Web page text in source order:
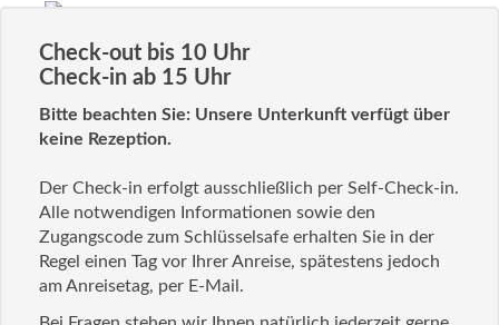
Check-out bis 10 Uhr
Check-in ab 15 Uhr
Bitte beachten Sie: Unsere Unterkunft verfügt über
keine Rezeption.
Der Check-in erfolgt ausschließlich per Self-Check-in.
Alle notwendigen Informationen sowie den
Zugangscode zum Schlüsselsafe erhalten Sie in der
Regel einen Tag vor Ihrer Anreise, spätestens jedoch
am Anreisetag, per E-Mail.